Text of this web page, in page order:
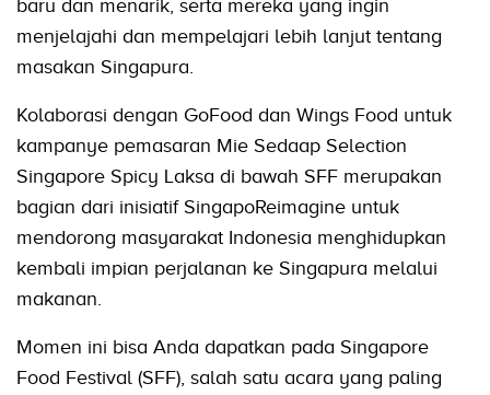
baru dan menarik, serta mereka yang ingin
menjelajahi dan mempelajari lebih lanjut tentang
masakan Singapura.
Kolaborasi dengan GoFood dan Wings Food untuk
kampanye pemasaran Mie Sedaap Selection
Singapore Spicy Laksa di bawah SFF merupakan
bagian dari inisiatif SingapoReimagine untuk
mendorong masyarakat Indonesia menghidupkan
kembali impian perjalanan ke Singapura melalui
makanan.
Momen ini bisa Anda dapatkan pada Singapore
Food Festival (SFF), salah satu acara yang paling